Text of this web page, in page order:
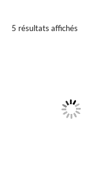
5 résultats affichés